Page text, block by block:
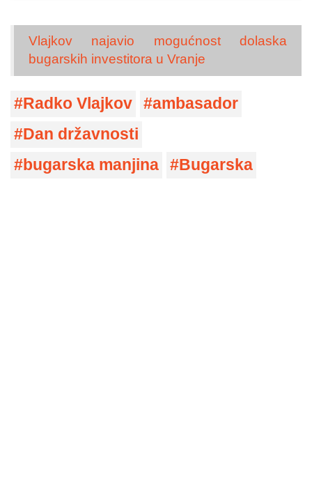
Vlajkov najavio mogućnost dolaska
bugarskih investitora u Vranje
Radko Vlajkov
ambasador
Dan državnosti
bugarska manjina
Bugarska